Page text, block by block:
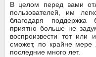
В целом перед вами
пользователей, им
благодаря поддержка
приятно больше не
воспроизвести тот или
сможет, по крайне мере
последние много лет.